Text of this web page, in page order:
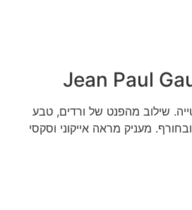
Jean Paul
שילוב מהפנט של ורדים, טבע
מעניק מראה אייקוני וסקסי